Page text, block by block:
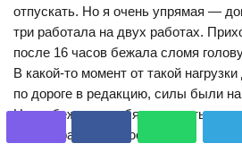
отпускать. Но я очень упрямая —
три работала на двух работах.
после 16 часов бежала сломя
В какой-то момент от такой
по дороге в редакцию, силы были
Но я убеждала себя потерпеть до
не перераспределюсь.